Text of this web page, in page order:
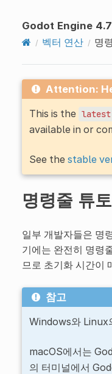
Godot Engine 4.7
벡터 연산
명
Attention:
This is the latest
available in or
See the stable
명령줄 튜
일부 개발자들은 명
기에는 완전히 명령
므로 초기화 시간이
참고
Windows와 Linux
macOS에서는
의 터미널에서